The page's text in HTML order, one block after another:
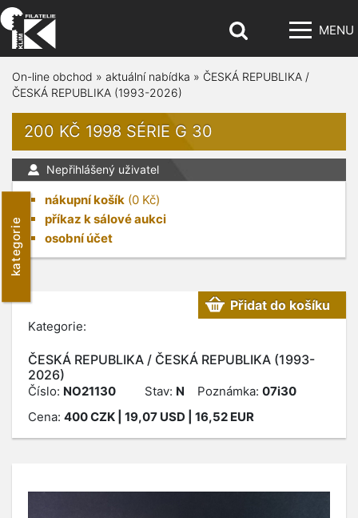
MENU
kategorie
On-line obchod » aktuální nabídka » ČESKÁ REPUBLIKA /
ČESKÁ REPUBLIKA (1993-2026)
200 KČ 1998 SÉRIE G 30
Nepřihlášený uživatel
nákupní košík (0 Kč)
příkaz k sálové aukci
osobní účet
Kategorie:
ČESKÁ REPUBLIKA / ČESKÁ REPUBLIKA (1993-
2026)
Přidat do košíku
Číslo: NO21130 Stav: N Poznámka: 07i30
Cena: 400CZK | 19,07 USD | 16,52 EUR